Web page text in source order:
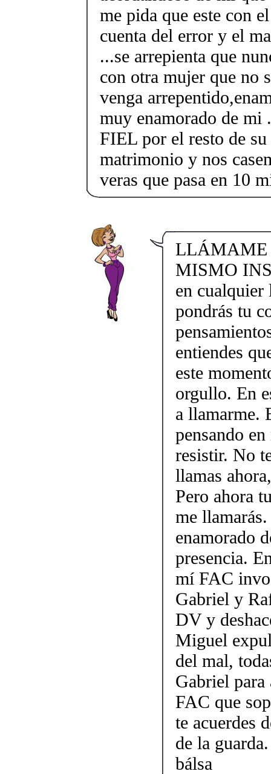
me pida que este con
cuenta del error y el
...se arrepienta que
con otra mujer que no
venga
muy enamorado de
FIEL por el resto de
matrimonio y nos
veras que pasa en 10
LLÁMAME
MISMO
en cualquier
pondrás tu
entiendes
este
orgullo. En
a llamarme.
pensando
resistir. No
llamas
Pero ahora
me
enamorado
presencia.
mí FAC
Gabriel y
DV y
Miguel
del mal,
Gabriel
FAC que
te acuerdes
de la
bálsa